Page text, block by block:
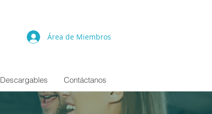
Área de Miembros
Descargables Contáctanos